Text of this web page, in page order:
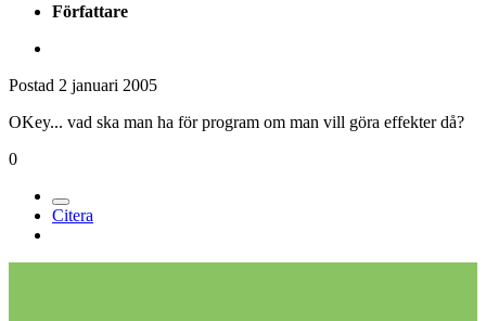
Författare
Postad 2 januari 2005
OKey... vad ska man ha för program om man vill göra effekter då?
0
Citera